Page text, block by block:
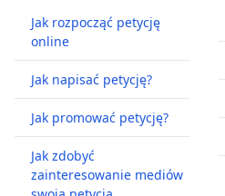
Jak rozpocząć petycję
online
Jak napisać petycję?
Jak promować petycję?
Jak zdobyć
zainteresowanie mediów